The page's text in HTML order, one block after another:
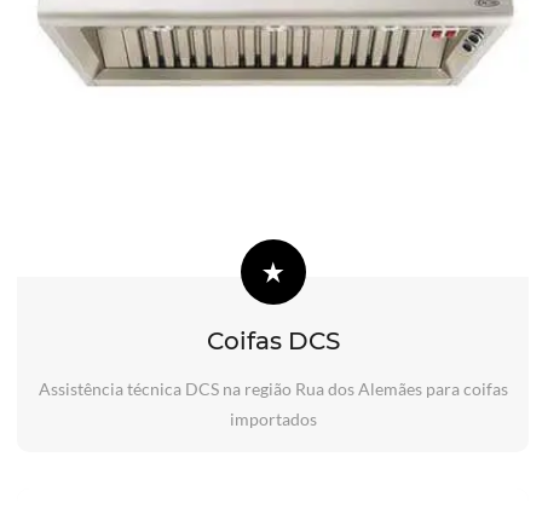
Coifas DCS
Assistência técnica DCS na região Rua dos Alemães para coifas
importados